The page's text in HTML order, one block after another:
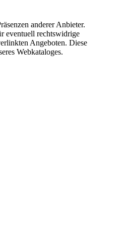
anderer Anbieter.
eventuell rechtswidrige
Angeboten. Diese
Webkataloges.